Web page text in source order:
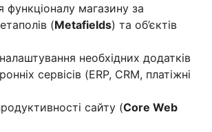
функціоналу магазину за
(Metafields) та об’єктів
налаштування необхідних додатків
сервісів (ERP, CRM, платіжні
сайту (Core Web